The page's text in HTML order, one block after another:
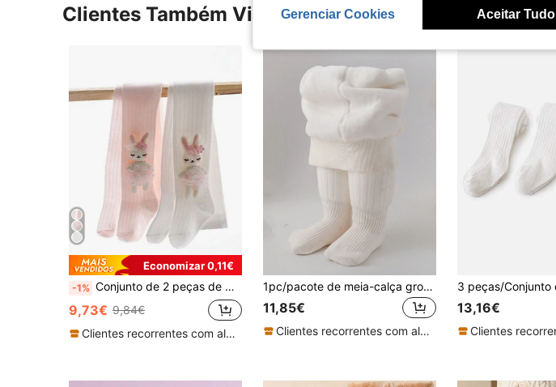
Clientes Também Visitaram
Economizar 0,11€
-1% Conjunto de 2 peças de meia-calça para meninas primavera verão leggings finas meias infantis verão malha desenho animado coelho
9,73€ 9,84€
Clientes recorrentes com alta taxa de retorno
1pc/pacote de meia-calça grossa com forro térmico para crianças, meias-calças quentes para meninas/meninos, outono/inverno
11,85€
Clientes recorrentes com alta taxa de retorno
13,16€
Gerenciar Cookies Aceitar Tudo